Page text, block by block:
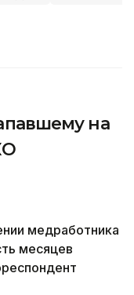
на
медработника
месяцев